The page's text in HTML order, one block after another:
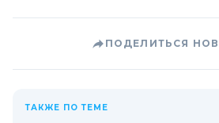
ПОДЕЛИТЬСЯ
ТАКЖЕ ПО ТЕМЕ